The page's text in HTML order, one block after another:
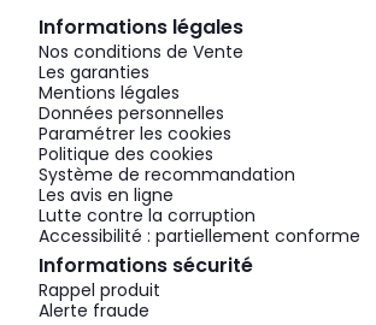
Informations légales
Nos conditions de Vente
Les garanties
Mentions légales
Données personnelles
Paramétrer les cookies
Politique des cookies
Système de recommandation
Les avis en ligne
Lutte contre la corruption
Accessibilité : partiellement conforme
Informations sécurité
Rappel produit
Alerte fraude